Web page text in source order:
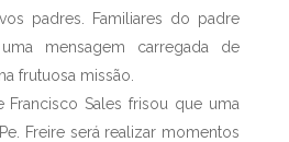
padres. Familiares do padre
mensagem carregada de
frutuosa missão.
Francisco Sales frisou que uma
Freire será realizar momentos